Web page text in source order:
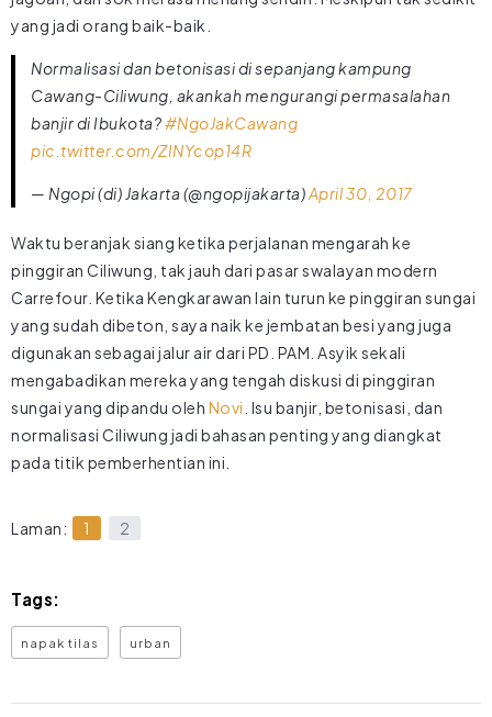
yang jadi orang baik-baik.
Normalisasi dan betonisasi di sepanjang kampung
Cawang-Ciliwung, akankah mengurangi permasalahan
banjir di Ibukota?#NgoJakCawang
pic.twitter.com/ZINYcop14R
— Ngopi (di) Jakarta (@ngopijakarta)April 30, 2017
Waktu beranjak siang ketika perjalanan mengarah ke
pinggiran Ciliwung, tak jauh dari pasar swalayan modern
Carrefour. Ketika Kengkarawan lain turun ke pinggiran sungai
yang sudah dibeton, saya naik ke jembatan besi yang juga
digunakan sebagai jalur air dari PD. PAM. Asyik sekali
mengabadikan mereka yang tengah diskusi di pinggiran
sungai yang dipandu oleh Novi . Isu banjir, betonisasi, dan
normalisasi Ciliwung jadi bahasan penting yang diangkat
pada titik pemberhentian ini.
Laman: 1 2
Tags:
napak tilas urban